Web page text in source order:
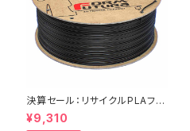
決算セール：リサイクルPLAフィ
ラメント『ReForm rPLA：1000
g』
¥9,310